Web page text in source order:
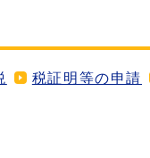
税証明等の申請